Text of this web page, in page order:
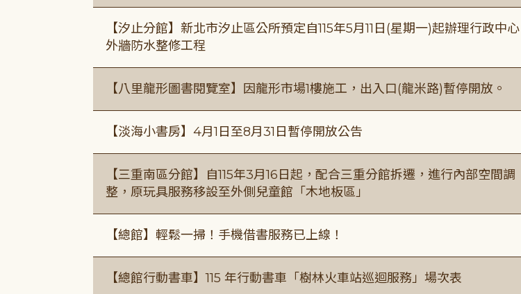
【汐止分館】新北市汐止區公所預定自115年5月11日(星期一)起辦理行政中心
外牆防水整修工程
【八里龍形圖書閱覽室】因龍形市場1樓施工，出入口(龍米路)暫停開放。
【淡海小書房】4月1日至8月31日暫停開放公告
【三重南區分館】自115年3月16日起，配合三重分館拆遷，進行內部空間調
整，原玩具服務移設至外側兒童館「木地板區」
【總館】輕鬆一掃！手機借書服務已上線！
【總館行動書車】115 年行動書車「樹林火車站巡迴服務」場次表